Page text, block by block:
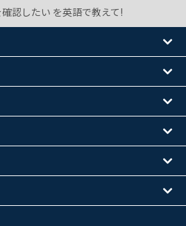
認したい を英語で教えて!